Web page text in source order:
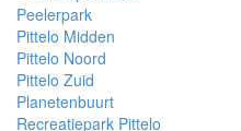
Peelerpark
Pittelo Midden
Pittelo Noord
Pittelo Zuid
Planetenbuurt
Recreatiepark Pittelo